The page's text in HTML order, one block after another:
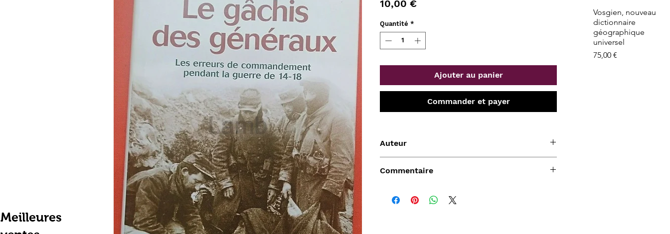
10,00 €Prix
Quantité *
Ajouter au panier
Commander et payer
Auteur
Commentaire
Aperçu rapide
Vosgien, nouveau
dictionnaire
géographique
universel
Prix
75,00 €
Meilleures